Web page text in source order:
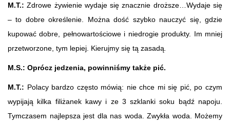
M.T.: Zdrowe żywienie wydaje się znacznie droższe…Wydaje się
– to dobre określenie. Można dość szybko nauczyć się, gdzie
kupować dobre, pełnowartościowe i niedrogie produkty. Im mniej
przetworzone, tym lepiej. Kierujmy się tą zasadą
M.S.: Oprócz jedzenia, powinniśmy także pić.
M.T.: Polacy bardzo często mówią: nie chce mi się pić, po czym
wypijają kilka filiżanek kawy i ze 3 szklanki soku bądź napoju.
Tymczasem najlepsza jest dla nas woda. Zwykła woda. Możemy